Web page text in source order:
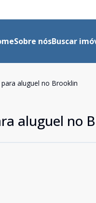
Sobre nósBuscar
aluguel no Brooklin
aluguel no